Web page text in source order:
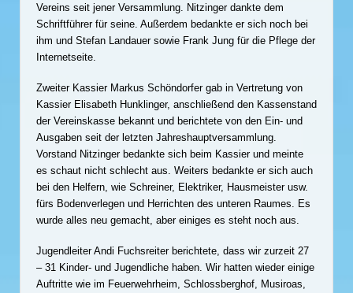
Vereins seit jener Versammlung. Nitzinger dankte dem
Schriftführer für seine. Außerdem bedankte er sich noch bei
ihm und Stefan Landauer sowie Frank Jung für die Pflege der
Internetseite.
Zweiter Kassier Markus Schöndorfer gab in Vertretung von
Kassier Elisabeth Hunklinger, anschließend den Kassenstand
der Vereinskasse bekannt und berichtete von den Ein- und
Ausgaben seit der letzten Jahreshauptversammlung.
Vorstand Nitzinger bedankte sich beim Kassier und meinte
es schaut nicht schlecht aus. Weiters bedankte er sich auch
bei den Helfern, wie Schreiner, Elektriker, Hausmeister usw.
fürs Bodenverlegen und Herrichten des unteren Raumes. Es
wurde alles neu gemacht, aber einiges es steht noch aus.
Jugendleiter Andi Fuchsreiter berichtete, dass wir zurzeit 27
– 31 Kinder- und Jugendliche haben. Wir hatten wieder einige
Auftritte wie im Feuerwehrheim, Schlossberghof, Musiroas,